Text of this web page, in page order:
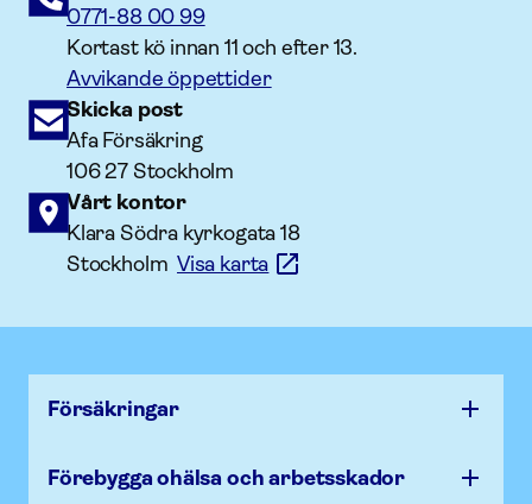
0771-88 00 99
Kortast kö innan 11 och efter 13.
Avvikande öppettider
Skicka post
Afa Försäkring
106 27 Stockholm
Vårt kontor
Klara Södra kyrkogata 18
StockholmVisa karta
Försäk­ringar
Förebygga ohälsa och arbets­skador